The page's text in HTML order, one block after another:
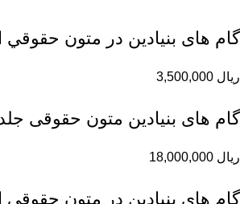
گام های بنیادین در متون حقوقي
ریال
گام های بنیادین متون حقوقی
ریال
گام های بنیادین در متون